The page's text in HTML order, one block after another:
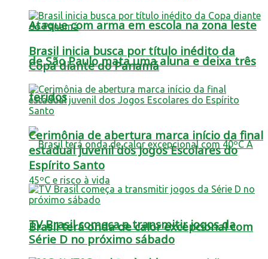
Ataque com arma em escola na zona leste
de São Paulo mata uma aluna e deixa três
feridos
Brasil terá onda de calor excepcional com
Brasil inicia busca por título inédito da
Copa diante do Panamá
Cerimônia de abertura marca início da final
estadual juvenil dos Jogos Escolares do
Espírito Santo
TV Brasil começa a transmitir jogos da
Série D no próximo sábado